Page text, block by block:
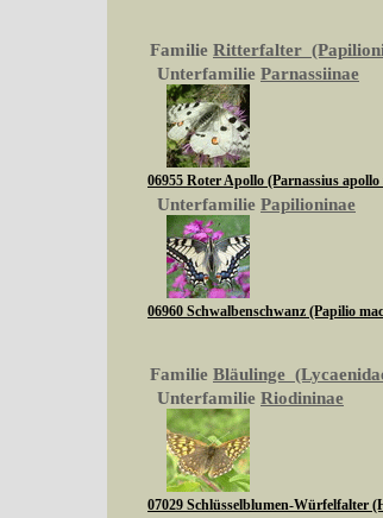
Familie Ritterfalter
Unterfamilie Parnassiinae
06955 Roter Apollo (Parnassius
Unterfamilie Papilioninae
06960 Schwalbenschwanz (Papilio
Familie Bläulinge
Unterfamilie Riodininae
07029 Schlüsselblumen-Würfelfalter